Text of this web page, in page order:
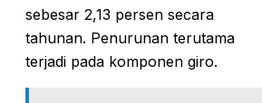
sebesar 2,13 persen secara
tahunan. Penurunan terutama
terjadi pada komponen giro.